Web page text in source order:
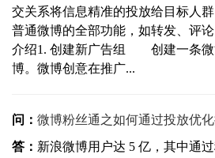
交关系将信息精准的投放给目标人
普通微博的全部功能，如转发、评
介绍1. 创建新广告组 创建一条微
博。微博创意在推广...
问： 微博粉丝通之如何通过投放优
答： 新浪微博用户达 5 亿，其中通